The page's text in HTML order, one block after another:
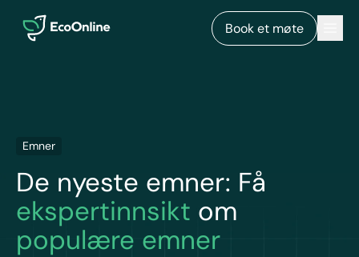
EcoOnline
Book et møte
Emner
De nyeste emner: Få
ekspertinnsikt om
populære emner